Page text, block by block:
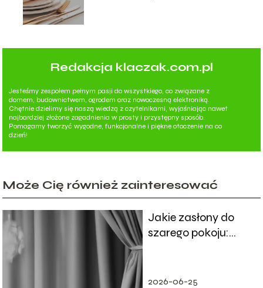
Redakcja klaczak.com.pl
Jesteśmy zespołem pełnym pasji do wszystkiego, co związane z
domem, budownictwem, ogrodem oraz nowoczesną elektroniką.
Chętnie dzielimy się naszą wiedzą z czytelnikami, wyjaśniając nawet
najbardziej złożone zagadnienia w prosty i przystępny sposób.
Pomagamy tworzyć wygodne, funkcjonalne i piękne otoczenie na co
dzień!
Może Cię również zainteresować
Jakie zasłony do
szarego pokoju:
2026-06-25